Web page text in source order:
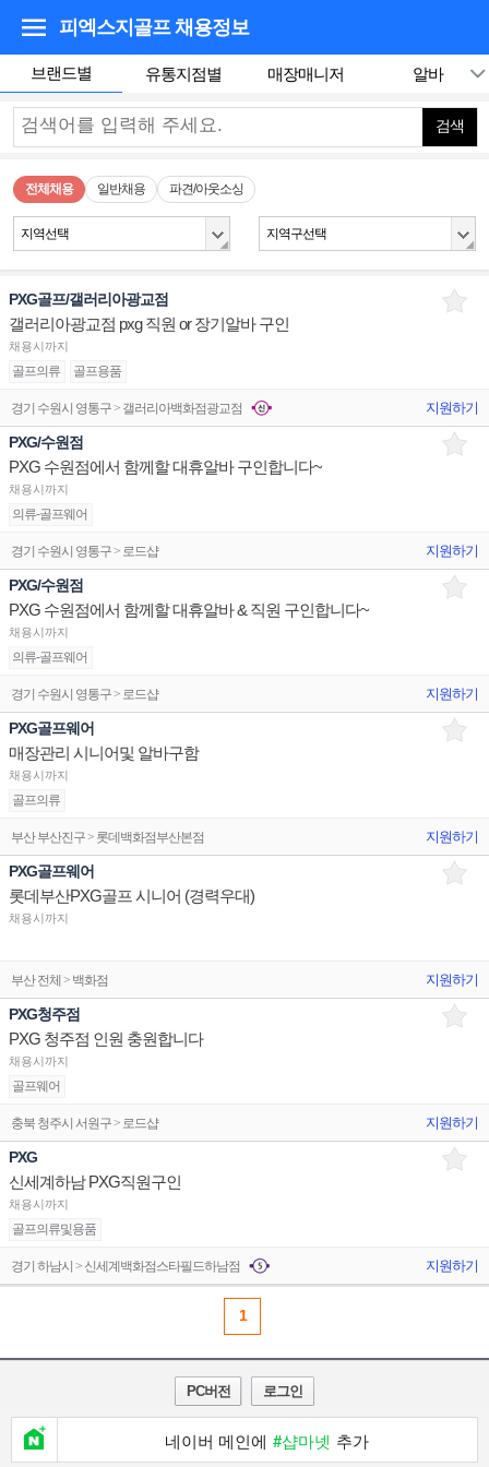
피엑스지골프채용정보
브랜드별 유통지점별 매장매니저 알바
검색
전체채용 일반채용 파견/아웃소싱
지역선택 지역구선택
PXG골프/갤러리아광교점
갤러리아광교점 pxg 직원 or 장기알바 구인
채용시까지
골프의류 골프용품
경기 수원시 영통구 > 갤러리아백화점광교점 지원하기
PXG/수원점
PXG 수원점에서 함께할 대휴알바 구인합니다~
채용시까지
의류-골프웨어
경기 수원시 영통구 > 로드샵 지원하기
PXG/수원점
PXG 수원점에서 함께할 대휴알바 & 직원 구인합니다~
채용시까지
의류-골프웨어
경기 수원시 영통구 > 로드샵 지원하기
PXG골프웨어
매장관리 시니어및 알바구함
채용시까지
골프의류
부산 부산진구 > 롯데백화점부산본점 지원하기
PXG골프웨어
롯데부산PXG골프 시니어 (경력우대)
채용시까지
부산 전체 > 백화점 지원하기
PXG청주점
PXG 청주점 인원 충원합니다
채용시까지
골프웨어
충북 청주시 서원구 > 로드샵 지원하기
PXG
신세계하남 PXG직원구인
채용시까지
골프의류및용품
경기 하남시 > 신세계백화점스타필드하남점 지원하기
1
PC버전 로그인
네이버 메인에 #샵마넷 추가